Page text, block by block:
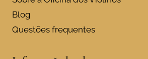
Blog
Questões frequentes